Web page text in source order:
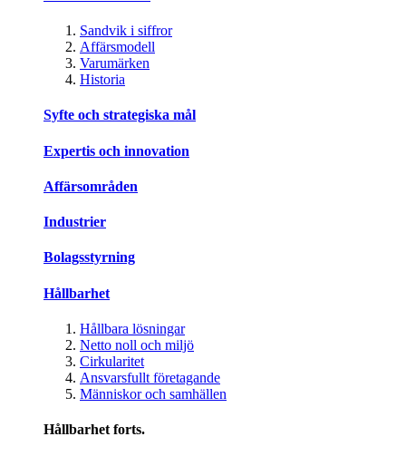
Sandvik i siffror
Affärsmodell
Varumärken
Historia
Syfte och strategiska mål
Expertis och innovation
Affärsområden
Industrier
Bolagsstyrning
Hållbarhet
Hållbara lösningar
Netto noll och miljö
Cirkularitet
Ansvarsfullt företagande
Människor och samhällen
Hållbarhet forts.